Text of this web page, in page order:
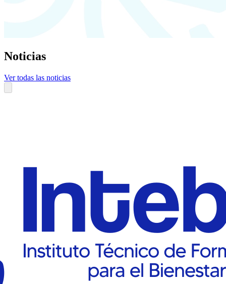
Noticias
Ver todas las noticias